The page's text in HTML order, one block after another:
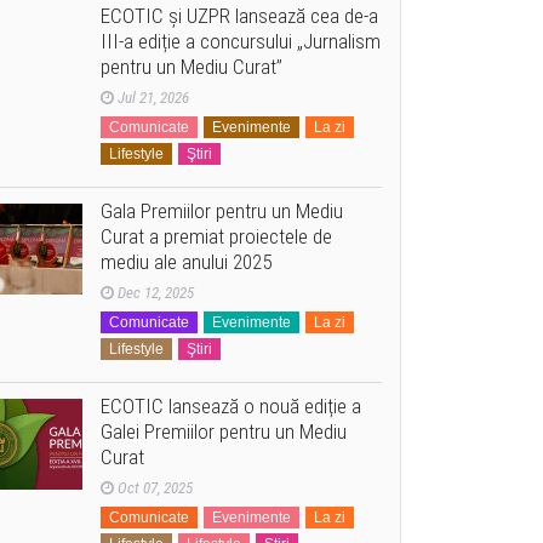
ECOTIC și UZPR lansează cea de-a
III-a ediție a concursului „Jurnalism
pentru un Mediu Curat”
Jul 21, 2026
Comunicate Evenimente
La zi
Lifestyle
Ştiri
Gala Premiilor pentru un Mediu
Curat a premiat proiectele de
mediu ale anului 2025
Dec 12, 2025
Comunicate Evenimente
La zi
Lifestyle
Ştiri
ECOTIC lansează o nouă ediție a
Galei Premiilor pentru un Mediu
Curat
Oct 07, 2025
Comunicate Evenimente
La zi